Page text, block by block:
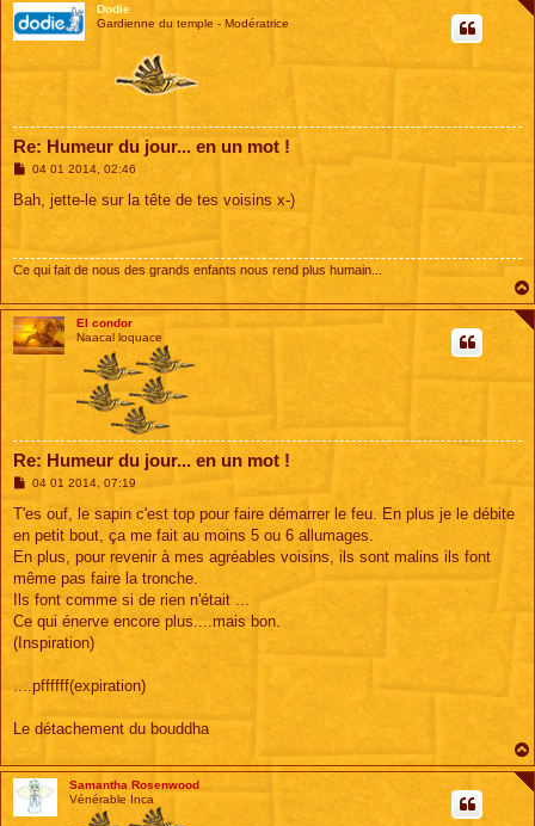
Dodie
Gardienne du temple - Modératrice
Re: Humeur du jour... en un mot !
M
s
04 01 2014, 02:46
Bah, jette-le sur la tête de tes voisins x-)
Ce qui fait de nous des grands enfants nous rend plus humain...
El condor
Naacal loquace
Re: Humeur du jour... en un mot !
M
s
a
g
04 01 2014, 07:19
T'es ouf, le sapin c'est top pour faire démarrer le feu. En plus je le débite
en petit bout, ça me fait au moins 5 ou 6 allumages.
En plus, pour revenir à mes agréables voisins, ils sont malins ils font
même pas faire la tronche.
Ils font comme si de rien n'était ...
Ce qui énerve encore plus....mais bon.
(Inspiration)
....pffffff(expiration)
Le détachement du bouddha
Samantha Rosenwood
Vénérable Inca